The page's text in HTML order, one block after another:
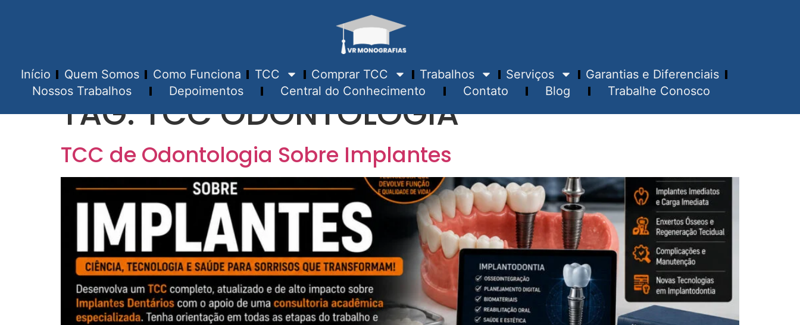
Início Quem Somos Como Funciona TCC Comprar TCC Trabalhos Serviços
Garantias e Diferenciais
Nossos Trabalhos
Depoimentos Central do Conhecimento Contato Blog Trabalhe Conosco
TAG:TCC ODONTOLOGIA
TCC de Odontologia Sobre Implantes